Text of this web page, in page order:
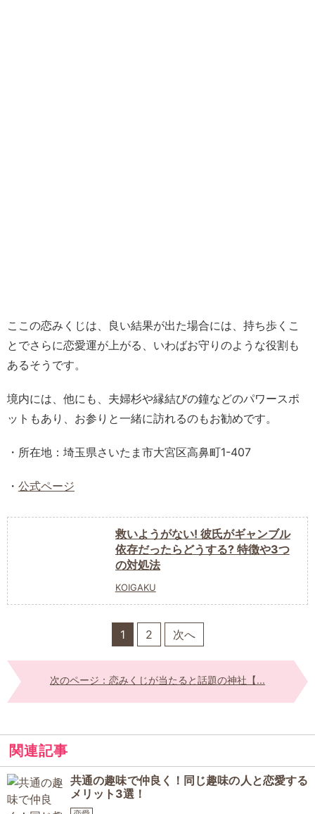
ここの恋みくじは、良い結果が出た場合には、持ち歩くこ
とでさらに恋愛運が上がる、いわばお守りのような役割も
あるそうです。
境内には、他にも、夫婦杉や縁結びの鐘などのパワースポ
ットもあり、お参りと一緒に訪れるのもお勧めです。
・所在地：埼玉県さいたま市大宮区高鼻町1-407
・ 公式ページ
救いようがない! 彼氏がギャンブル
依存だったらどうする? 特徴や3つ
の対処法
KOIGAKU
1 2 次へ
次のページ：恋みくじが当たると話題の神社【...
関連記事
共通の趣味で仲良く！同じ趣味の人と恋愛する
メリット3選！